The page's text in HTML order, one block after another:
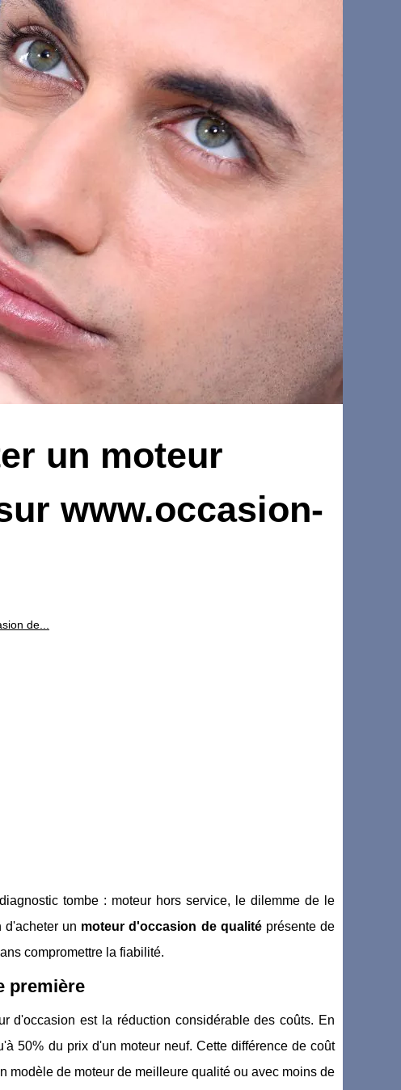
un moteur
www.occasion-
de...
tombe : moteur hors service, le dilemme de le
d'acheter un moteur d'occasion de qualitéprésente de
compromettre la fiabilité.
première
d'occasion est la réduction considérable des coûts. En
50% du prix d'un moteur neuf. Cette différence de coût
modèle de moteur de meilleure qualité ou avec moins de